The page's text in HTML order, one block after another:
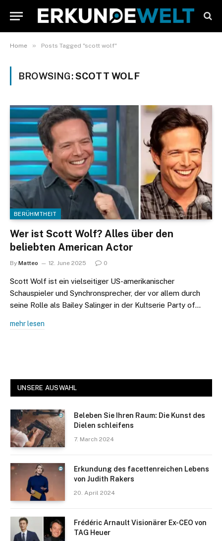
Home » Posts Tagged "scott wolf"
BROWSING:SCOTT WOLF
BERÜHMTHEIT
Wer ist Scott Wolf? Alles über den
beliebten American Actor
By Matteo 12. June 2025 0
Scott Wolf ist ein vielseitiger US-amerikanischer
Schauspieler und Synchronsprecher, der vor allem durch
seine Rolle als Bailey Salinger in der Kultserie Party of…
mehr lesen
UNSERE AUSWAHL
Beleben Sie Ihren Raum: Die Kunst des
Dielen schleifens
7. March 2024
Erkundung des facettenreichen Lebens
von Judith Rakers
20. April 2024
Frédéric Arnault Visionärer Ex-CEO von
TAG Heuer